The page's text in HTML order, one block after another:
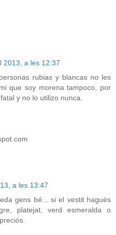
2013, a les 12:37
rubias y blancas no les
que soy morena tampoco, por
y no lo utilizo nunca.
a les 13:47
gens bé... si el vestit haguès
platejat, verd esmeralda o